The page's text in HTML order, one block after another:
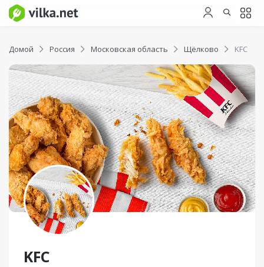
Домой Россия Московская область Щёлково KFC
KFC